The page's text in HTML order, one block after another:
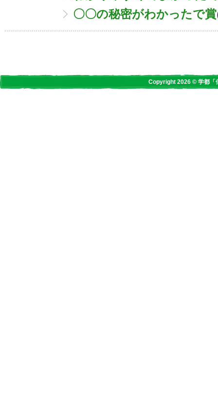
〇〇の秘密がわかったで賞
Copyright 2026 © 学都「